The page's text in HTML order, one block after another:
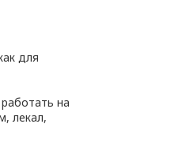
для
на
лекал,